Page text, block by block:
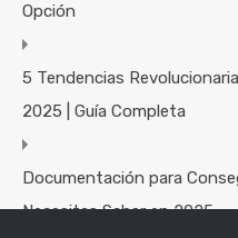
Opción
5 Tendencias
2025 | Guía Completa
Documentación para
Necesitas Saber en 2025